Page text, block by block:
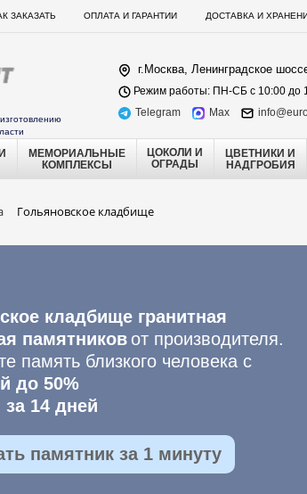
ЗАКАЗАТЬ ОПЛАТА И ГАРАНТИИ ДОСТАВКА И
г.Москва, Ленинградское
Режим работы: ПН-СБ с 10:00 до
Telegram
Max
МЕМОРИАЛЬНЫЕ
КОМПЛЕКСЫ
ЦОКОЛИ И
ОГРАДЫ
ЦВЕТНИКИ И
НАДГРОБИЯ
Гольяновское кладбище
кладбище гранитная
памятников от производителя.
память близкого человека с
до 50%
14 дней
памятник за 1 минуту